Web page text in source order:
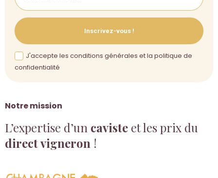
Notre mission
L’expertise d’un caviste et les prix du
direct vigneron !
Inscrivez-vous !
J'accepte les conditions générales et la politique de
confidentialité